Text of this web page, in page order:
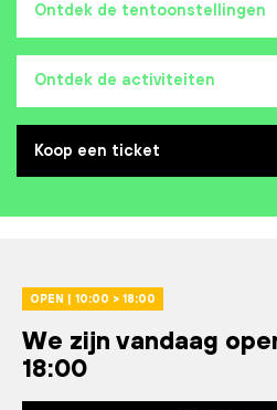
Ontdek de tentoonstellingen
Ontdek de activiteiten
Koop een ticket
OPEN | 10:00 > 18:00
We zijn vandaag
18:00